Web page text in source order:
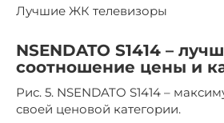
Лучшие ЖК телевизоры
NSENDATO S1414 –
соотношение цены и
Рис. 5. NSENDATO S1414 –
своей ценовой категории.